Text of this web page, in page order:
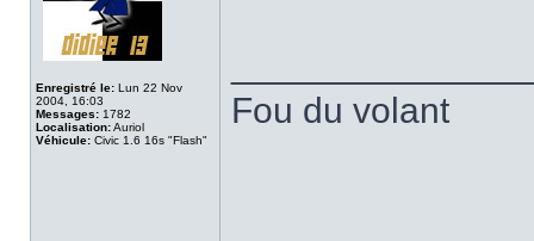
Enregistré le: Lun 22 Nov
2004, 16:03
Messages: 1782
Localisation:Auriol
Véhicule: Civic 1.6 16s "Flash"
Fou du volant